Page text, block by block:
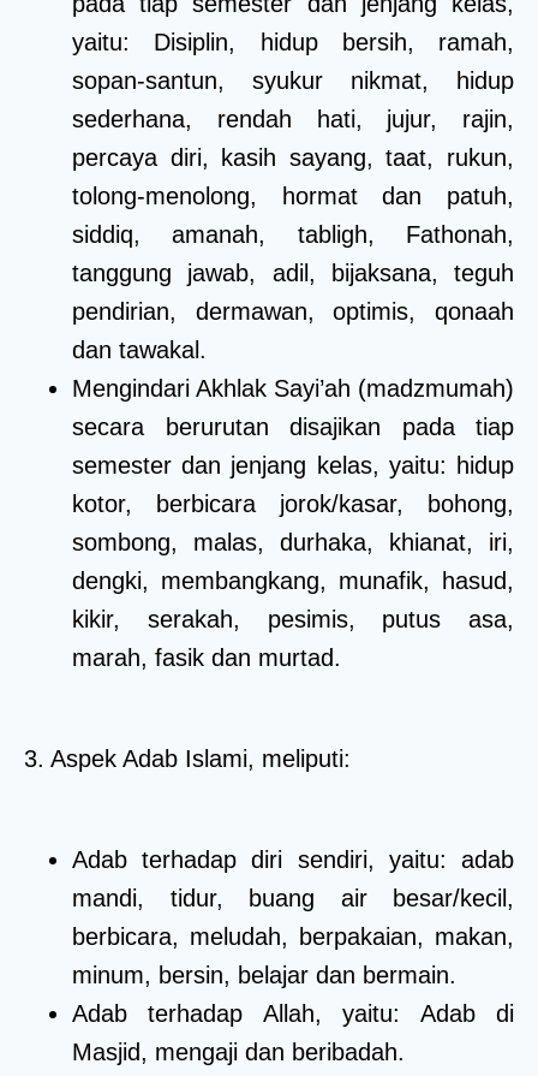
yaitu: Disiplin, hidup bersih, ramah,
sopan-santun, syukur nikmat, hidup
sederhana, rendah hati, jujur, rajin,
percaya diri, kasih sayang, taat, rukun,
tolong-menolong, hormat dan patuh,
siddiq, amanah, tabligh, Fathonah,
tanggung jawab, adil, bijaksana, teguh
pendirian, dermawan, optimis, qonaah
dan tawakal.
Mengindari Akhlak Sayi’ah (madzmumah)
secara berurutan disajikan pada tiap
semester dan jenjang kelas, yaitu: hidup
kotor, berbicara jorok/kasar, bohong,
sombong, malas, durhaka, khianat, iri,
dengki, membangkang, munafik, hasud,
kikir, serakah, pesimis, putus asa,
marah, fasik dan murtad.
3. Aspek Adab Islami, meliputi:
Adab terhadap diri sendiri, yaitu: adab
mandi, tidur, buang air besar/kecil,
berbicara, meludah, berpakaian, makan,
minum, bersin, belajar dan bermain.
Adab terhadap Allah, yaitu: Adab di
Masjid, mengaji dan beribadah.